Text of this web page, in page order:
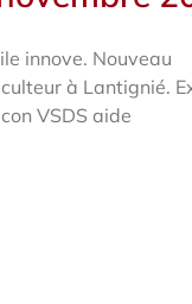
innove. Nouveau
à Lantignié.
VSDS aide